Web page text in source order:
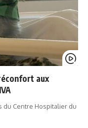
aux
du Centre Hospitalier du